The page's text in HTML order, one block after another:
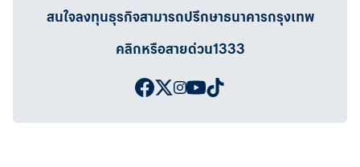
สนใจลงทุนธุรกิจสามารถปรึกษาธนาคารกรุงเทพ
คลิกหรือสายด่วน1333